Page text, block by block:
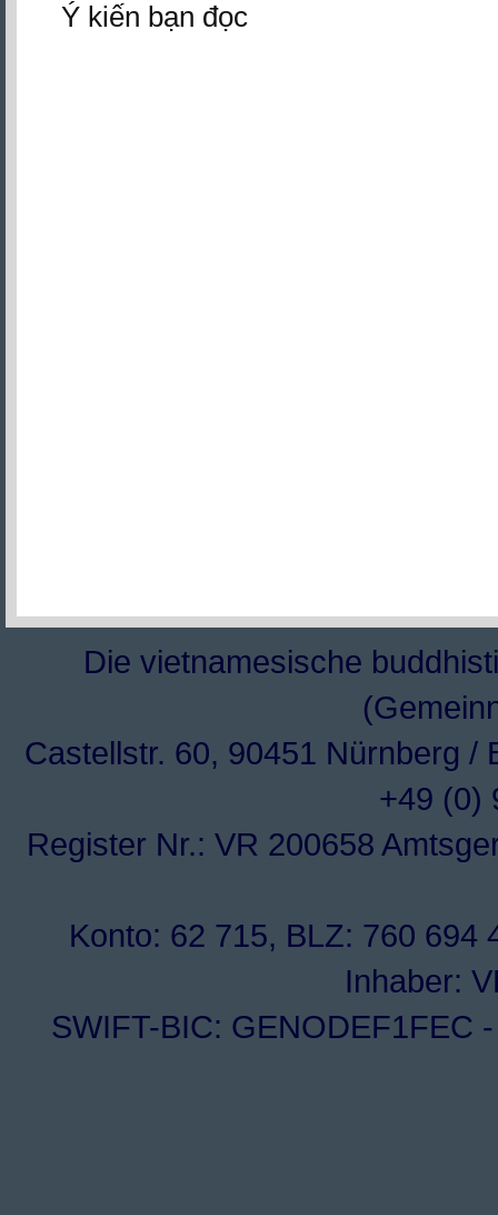
Ý kiến bạn đọc
Die vietnamesische
Castellstr. 60, 90451 Nürnberg /
+49 (0)
Register Nr.: VR 200658
Konto: 62 715, BLZ: 760 694
Inhaber:
SWIFT-BIC: GENODEF1FEC